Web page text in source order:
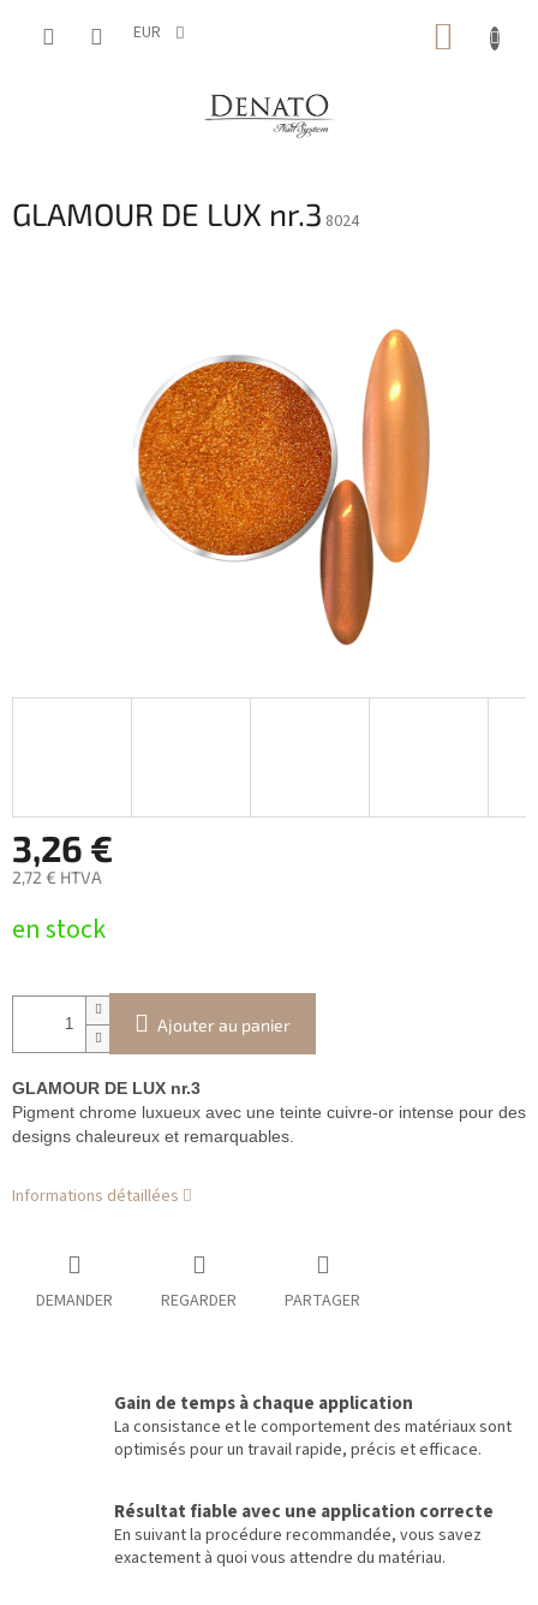
EUR
PANIER
GLAMOUR DE LUX nr.3 8024
3,26 €
2,72 € HTVA
de
en stock
Ajouter au panier
GLAMOUR DE LUX nr.3
Pigment chrome luxueux avec une teinte cuivre-or intense pour des
designs chaleureux et remarquables.
Informations détaillées
DEMANDER REGARDER PARTAGER
Gain de temps à chaque application
La consistance et le comportement des matériaux sont
optimisés pour un travail rapide, précis et efficace.
Résultat fiable avec une application correcte
En suivant la procédure recommandée, vous savez
exactement à quoi vous attendre du matériau.